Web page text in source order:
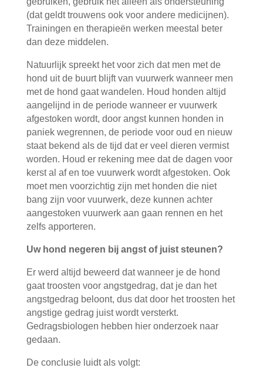
(dat geldt trouwens ook voor andere medicijnen).
Trainingen en therapieën werken meestal beter
dan deze middelen.
Natuurlijk spreekt het voor zich dat men met de
hond uit de buurt blijft van vuurwerk wanneer men
met de hond gaat wandelen. Houd honden altijd
aangelijnd in de periode wanneer er vuurwerk
afgestoken wordt, door angst kunnen honden in
paniek wegrennen, de periode voor oud en nieuw
staat bekend als de tijd dat er veel dieren vermist
worden. Houd er rekening mee dat de dagen voor
kerst al af en toe vuurwerk wordt afgestoken. Ook
moet men voorzichtig zijn met honden die niet
bang zijn voor vuurwerk, deze kunnen achter
aangestoken vuurwerk aan gaan rennen en het
zelfs apporteren.
Uw hond negeren bij angst of juist steunen?
Er werd altijd beweerd dat wanneer je de hond
gaat troosten voor angstgedrag, dat je dan het
angstgedrag beloont, dus dat door het troosten het
angstige gedrag juist wordt versterkt.
Gedragsbiologen hebben hier onderzoek naar
gedaan.
De conclusie luidt als volgt: